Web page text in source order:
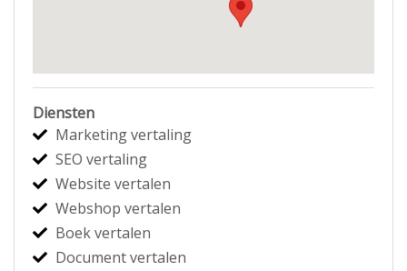
Diensten
Marketing vertaling
SEO vertaling
Website vertalen
Webshop vertalen
Boek vertalen
Document vertalen